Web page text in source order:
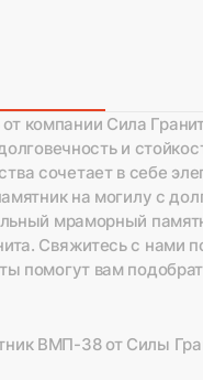
компании Сила
и
сочетает в себе
на могилу с
мраморный
Свяжитесь с нами
помогут вам
ВМП-38 от Силы